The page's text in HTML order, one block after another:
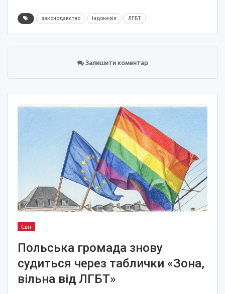
законодавство Індонезія ЛГБТ
Залишити коментар
Світ
Польська громада знову
судиться через таблички «Зона,
вільна від ЛГБТ»